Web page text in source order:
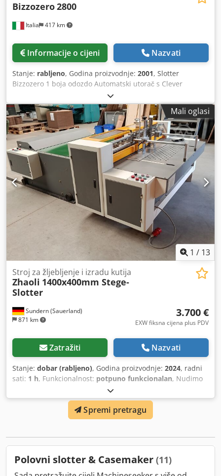
Italia 417 km
Bizzozero2800
Informacije o cijeni Nazvati
Stanje: rabljeno, Godina proizvodnje: 2001, Slotter
Bizzozero 1 boja odozdo Automatski utorač s Clever
sustavom i anilox valjcima Chodpfxewudi Ee Am Aja Slagač
Bizzozero Širina 4270 x 5240, duljina sa slagačem 11 m
Mali oglasi
1 / 13
Sundern (Sauerland)
871 km
Stroj za žljebljenje i izradu kutija
Zhaoli 1400x400mm Stege-
Slotter
3.700 €
EXW fiksna cijena plus PDV
Zatražiti Nazvati
Stanje: dobar (rabljeno), Godina proizvodnje: 2024, radni
sati: 1 h, Funkcionalnost: potpuno funkcionalan, Nudimo
ovaj dobar Zhaoli Stegeslotter 1400x400 mm, godina
proizvodnje 2024, za izradu stega. Model: 1400×400 mm
Težina: 600 kg Napon: 380 V Chedpfx Ajy Swkwjm Aoa Broj
faza: 3 Serijski broj: ZL20240415 Godina proizvodnje: 2024
informacija, slobodno nam pošaljite poruku ili nas
Spremi pretragu
Polovni slotter & Casemaker (11)